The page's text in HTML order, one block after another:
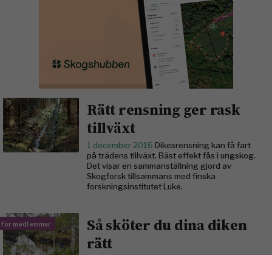
Rätt rensning ger rask
tillväxt
1 december 2016 Dikesrensning kan få fart
på trädens tillväxt. Bäst effekt fås i ungskog.
Det visar en sammanställning gjord av
Skogforsk tillsammans med finska
forskningsinstitutet Luke.
För medlemmar
Så sköter du dina diken
rätt